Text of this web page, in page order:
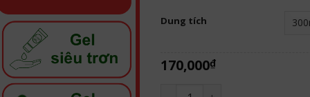
Dung tích
170,000₫
GEL BÔI TRƠN DẠNG TINH